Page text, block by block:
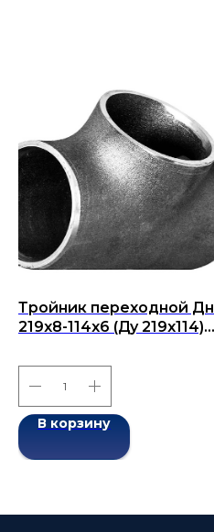
Тройник переходной Дн
219x8-114x6 (Ду 219x114)
2001
В корзину